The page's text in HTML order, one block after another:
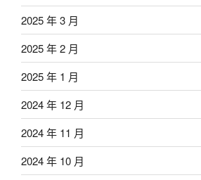
2025 年 3 月
2025 年 2 月
2025 年 1 月
2024 年 12 月
2024 年 11 月
2024 年 10 月